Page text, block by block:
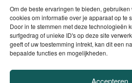
Om de beste ervaringen te bieden,
cookies om informatie over je apparaat op te
Door in te stemmen met deze technologieën
surfgedrag of unieke ID's op deze site
geeft of uw toestemming intrekt, kan dit een
bepaalde functies en mogelijkheden.
Accepteren
voor